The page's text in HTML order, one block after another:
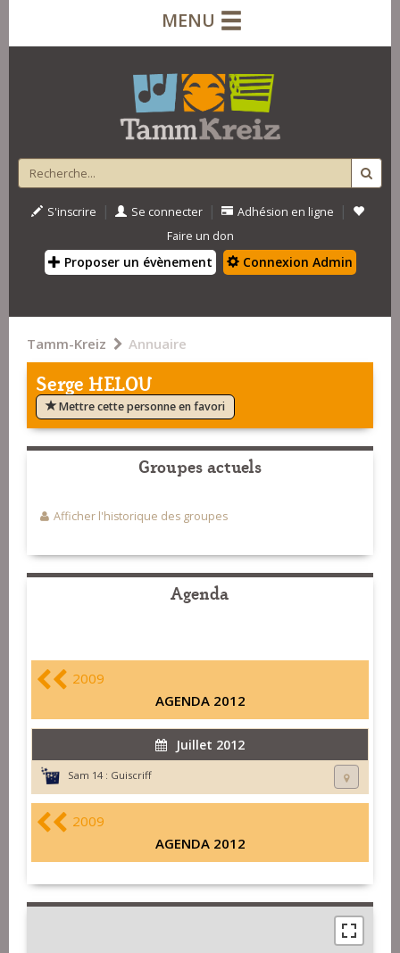
MENU
S'inscrire | Se connecter | Adhésion en ligne |
Faire un don
Proposer un évènement Connexion Admin
Tamm-Kreiz Annuaire
Serge HELOU
Mettre cette personne en favori
Groupes actuels
Afficher l'historique des groupes
Agenda
2009
AGENDA 2012
Juillet 2012
Sam 14 : Guiscriff
2009
AGENDA 2012